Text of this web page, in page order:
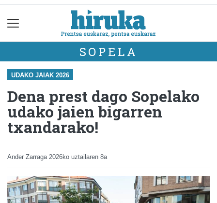
SOPELA
UDAKO JAIAK 2026
Dena prest dago Sopelako
udako jaien bigarren
txandarako!
Ander Zarraga 2026ko uztailaren 8a